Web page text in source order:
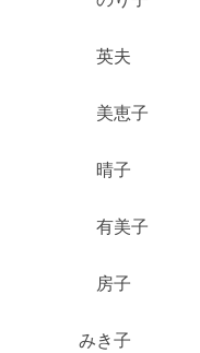
けり 英夫
れ 美恵子
く 晴子
な 有美子
けり 房子
」 みき子